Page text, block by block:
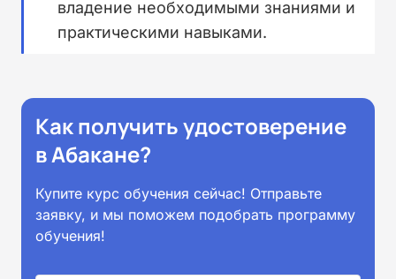
владение необходимыми знаниями и
практическими навыками.
Как получить удостоверение
в Абакане?
Купите курс обучения сейчас! Отправьте
заявку, и мы поможем подобрать программу
обучения!